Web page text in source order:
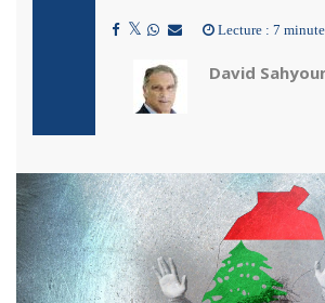
Lecture : 7
David